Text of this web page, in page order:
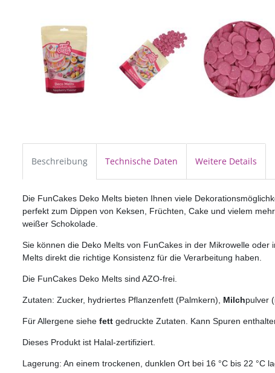
Beschreibung Technische Daten Weitere Details
Die FunCakes Deko Melts bieten Ihnen viele
perfekt zum Dippen von Keksen, Früchten, Cake und vielem
weißer Schokolade.
Sie können die Deko Melts von FunCakes in der Mikrowelle
Melts direkt die richtige Konsistenz für die Verarbeitung haben.
Die FunCakes Deko Melts sind AZO-frei.
Zutaten: Zucker, hydriertes Pflanzenfett (Palmkern), Milchpulver
Für Allergene siehe fett gedruckte Zutaten. Kann Spuren
Dieses Produkt ist Halal-zertifiziert.
Lagerung: An einem trockenen, dunklen Ort bei 16 °C bis 22 °C